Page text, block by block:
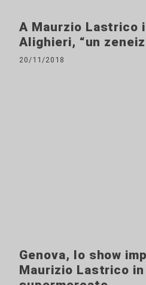
A Maurzio Lastrico
Alighieri, “un
20/11/2018
Genova, lo show
Maurizio Lastrico in